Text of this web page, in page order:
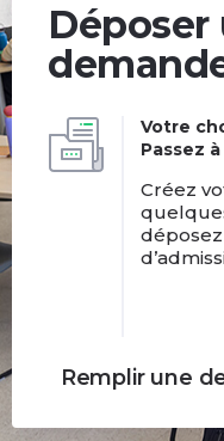
Déposer
Votre
Passez
Créez
Remplir une